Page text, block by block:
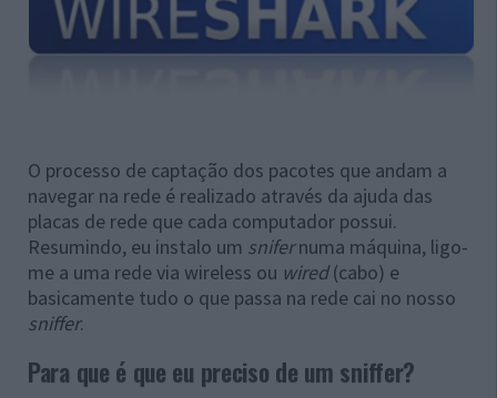
O processo de captação dos pacotes que andam a
navegar na rede é realizado através da ajuda das
placas de rede que cada computador possui.
Resumindo, eu instalo um snifernuma máquina, ligo-
me a uma rede via wireless ou wired(cabo) e
basicamente tudo o que passa na rede cai no nosso
sniffer.
Para que é que eu preciso de um sniffer?